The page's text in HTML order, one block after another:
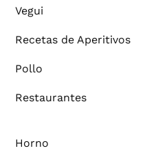
Vegui
Recetas de Aperitivos
Pollo
Restaurantes
Horno